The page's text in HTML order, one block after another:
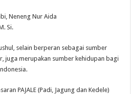
Neneng Nur Aida
Si.
selain berperan sebagai sumber
juga merupakan sumber kehidupan bagi
PAJALE (Padi, Jagung dan Kedele)